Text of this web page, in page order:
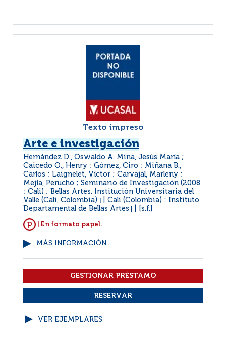
Texto impreso
Arte e investigación
Hernández D., Oswaldo A. Mina, Jesús María ;
Caicedo O., Henry ; Gómez, Ciro ; Miñana B.,
Carlos ; Laignelet, Víctor ; Carvajal, Marleny ;
Mejía, Perucho ; Seminario de Investigación (2008
; Cali) ; Bellas Artes. Institución Universitaria del
Valle (Cali, Colombia)
Cali (Colombia) : Instituto
Departamental de Bellas Artes
[s.f.]
| En formato papel.
MÁS INFORMACIÓN...
VER EJEMPLARES